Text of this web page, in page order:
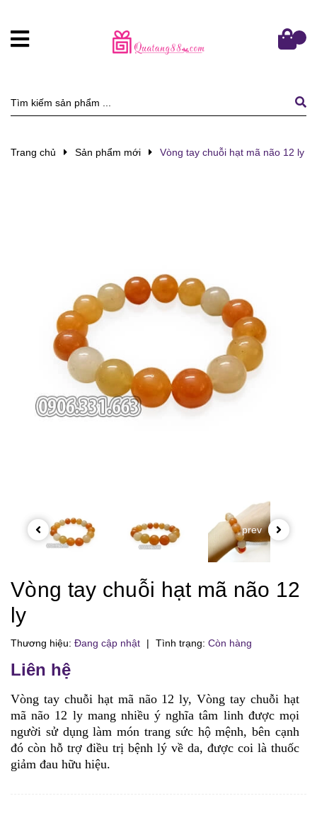
Trang chủ Sản phẩm mới Vòng tay chuỗi hạt mã não 12 ly
prev
Vòng tay chuỗi hạt mã não 12
ly
Thương hiệu: Đang cập nhật | Tình trạng: Còn hàng
Liên hệ
Vòng tay chuỗi hạt mã não 12 ly, Vòng tay chuỗi hạt
mã não 12 ly mang nhiều ý nghĩa tâm linh được mọi
người sử dụng làm món trang sức hộ mệnh, bên cạnh
đó còn hỗ trợ điều trị bệnh lý về da, được coi là thuốc
giảm đau hữu hiệu.